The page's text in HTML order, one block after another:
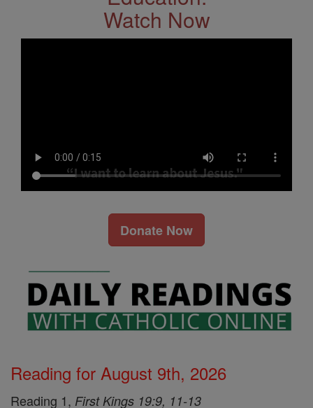
Watch Now
Donate Now
Reading for August 9th, 2026
Reading 1, First Kings 19:9, 11-13